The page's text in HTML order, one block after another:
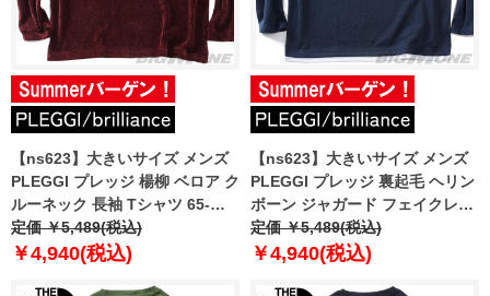
【ns623】大きいサイズ メンズ
PLEGGI プレッジ 楊柳 ベロア ク
ルーネック 長袖 Tシャツ 65-
88373-2
定価 ￥5,489(税込)
￥4,940(税込)
【ns623】大きいサイズ メンズ
PLEGGI プレッジ 裏起毛 ヘリン
ボーン ジャガード フェイクレイ
ヤード Vネック 長袖 Tシャツ 65-
88151-2
定価 ￥5,489(税込)
￥4,940(税込)